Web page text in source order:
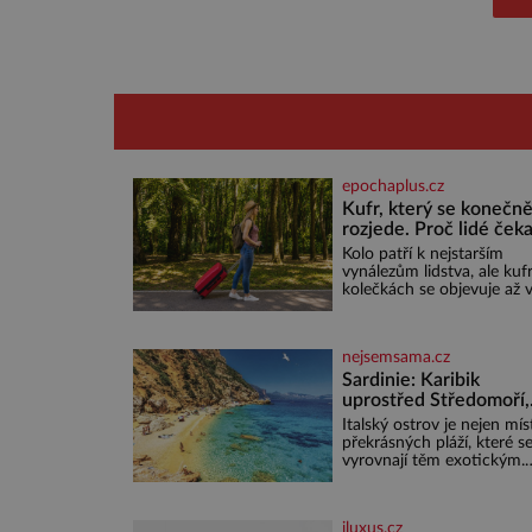
epochaplus.cz
Kufr, který se konečně
rozjede. Proč lidé
na kolečka téměř pět
let?
Kolo patří k nejstarším
vynálezům lidstva, ale
kolečkách se objevuje až
nakládají na povozy. Stačí
přitom jediný nápad,
ke kufru kolečka. Jenže
ten nikdo dlouho
Až jednou se na letišti
věta, která změní
nejsemsama.cz
Sardinie: Karibik
uprostřed Středomoří,
který vás okouzlí
Italský ostrov je nejen
překrásných pláží, které se
vyrovnají těm exotickým.
iluxus.cz